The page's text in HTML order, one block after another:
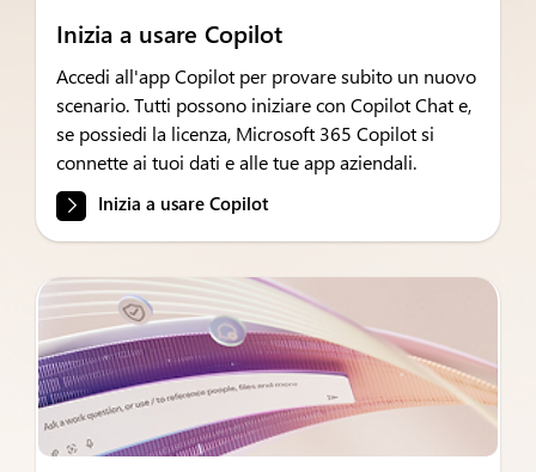
Inizia a usare Copilot
Accedi all'app Copilot per provare subito un nuovo
scenario. Tutti possono iniziare con Copilot Chat e,
se possiedi la licenza, Microsoft 365 Copilot si
connette ai tuoi dati e alle tue app aziendali.
Inizia a usare Copilot